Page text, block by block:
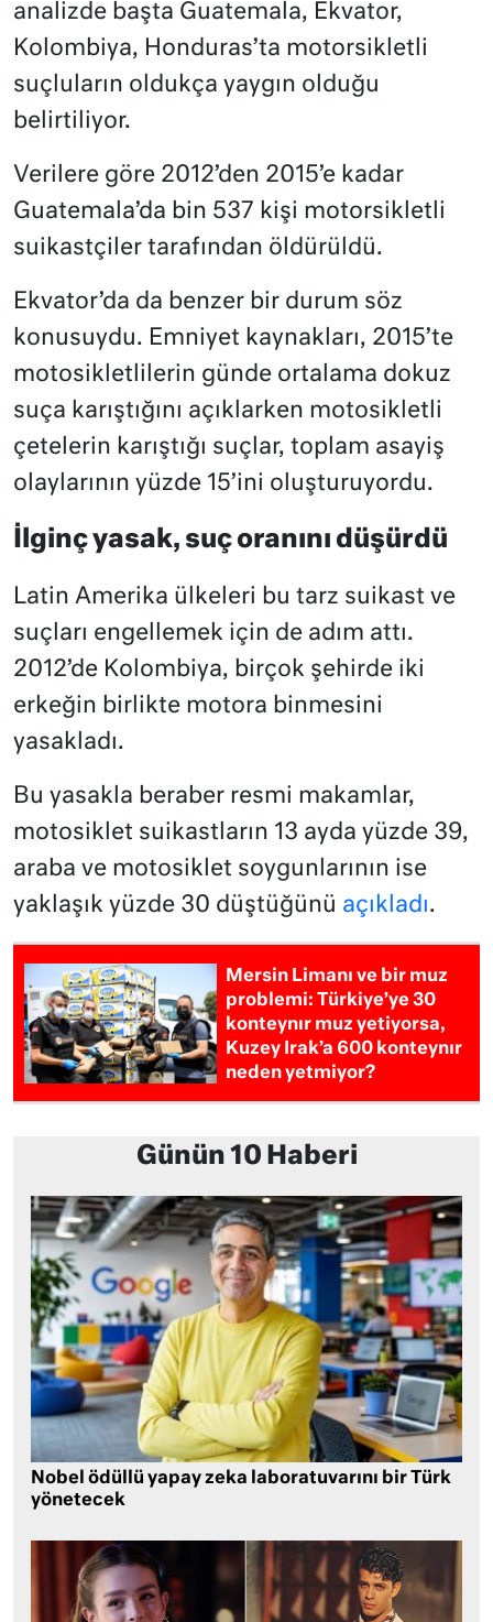
analizde başta Guatemala, Ekvator,
Kolombiya, Honduras’ta motorsikletli
suçluların oldukça yaygın olduğu
belirtiliyor.
Verilere göre 2012’den 2015’e kadar
Guatemala’da bin 537 kişi motorsikletli
suikastçiler tarafından öldürüldü.
Ekvator’da da benzer bir durum söz
konusuydu. Emniyet kaynakları, 2015’te
motosikletlilerin günde ortalama dokuz
suça karıştığını açıklarken motosikletli
çetelerin karıştığı suçlar, toplam asayiş
olaylarının yüzde 15’ini oluşturuyordu.
İlginç yasak, suç oranını düşürdü
Latin Amerika ülkeleri bu tarz suikast ve
suçları engellemek için de adım attı.
2012’de Kolombiya, birçok şehirde iki
erkeğin birlikte motora binmesini
yasakladı.
Bu yasakla beraber resmi makamlar,
motosiklet suikastların 13 ayda yüzde 39,
araba ve motosiklet soygunlarının ise
yaklaşık yüzde 30 düştüğünü açıkladı.
Mersin Limanı ve bir muz
problemi: Türkiye’ye 30
konteynır muz yetiyorsa,
Kuzey Irak’a 600 konteynır
neden yetmiyor?
Günün 10 Haberi
Nobel ödüllü yapay zeka laboratuvarını bir Türk
yönetecek